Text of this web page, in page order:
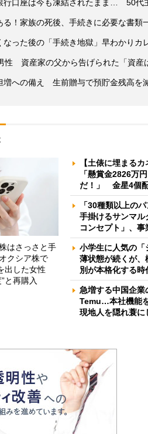
行口座は今も凍結されたまま… 50代
る！家族の死後、手続きに必要な書類
なった後の「手続き地獄」早わかりカ
性 資産家の父から告げられた「資産
増への備え 生前贈与で預貯金残高を
はさっさと手
クシア株で
出した女性
と再購入
【土俵に埋まる
「懸賞金2826万
だ！」 金星4個
「30種類以上の
手掛けるサンマ
コンセプト」、
小学生に人気の
薄状態が続くが
別が本格化する時
急増する中国企
Temu…本社機能
現地人を隠れ蓑に